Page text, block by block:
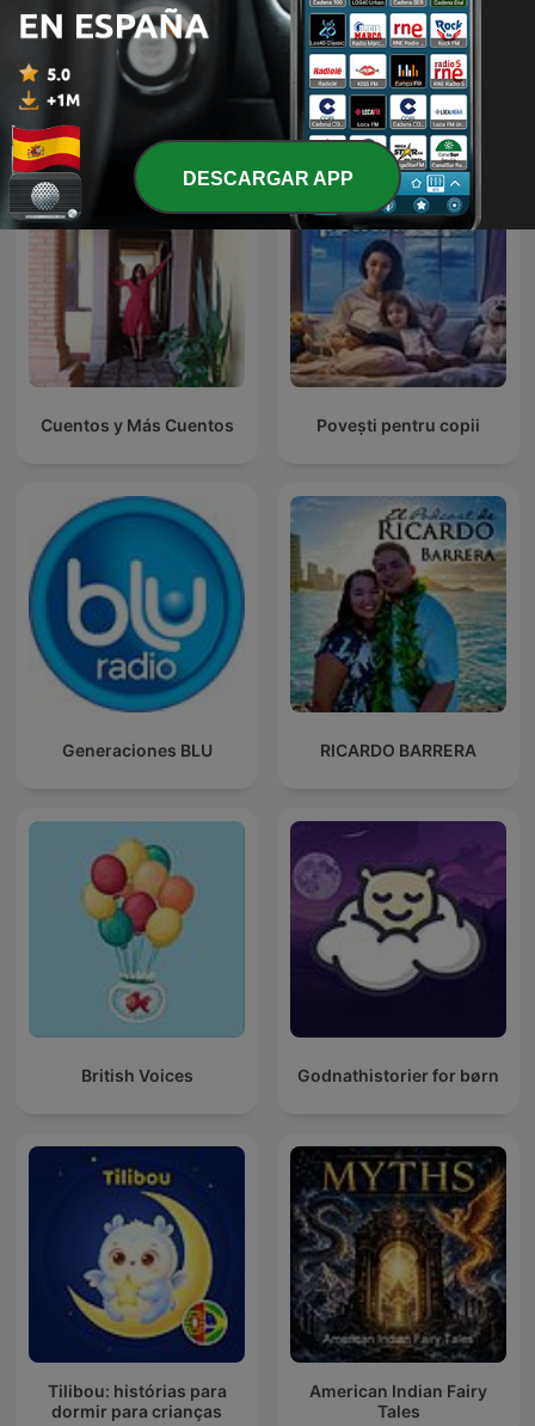
Cuentos infantiles - Tacita
Cuenta Cuentos
Más podcasts internacionales de Para toda
la familia
Cuentos y Más Cuentos Povești pentru copii
Generaciones BLU RICARDO BARRERA
British Voices Godnathistorier for børn
Tilibou: histórias para
dormir para crianças
American Indian Fairy
Tales
DESCARGAR APP